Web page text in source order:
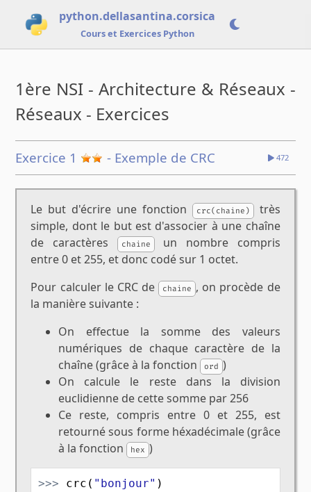
python.dellasantina.corsica
Cours et Exercices Python
1ère NSI - Architecture & Réseaux -
Réseaux - Exercices
Exercice 1 - Exemple de CRC 472
Le but d'écrire une fonction crc(chaine) très
simple, dont le but est d'associer à une chaîne
de caractères
chaine un nombre compris
entre 0 et 255, et donc codé sur 1 octet.
Pour calculer le CRC de chaine , on procède de
la manière suivante :
On effectue la somme des valeurs
numériques de chaque caractère de la
chaîne (grâce à la fonction ord )
On calcule le reste dans la division
euclidienne de cette somme par 256
Ce reste, compris entre 0 et 255, est
retourné sous forme héxadécimale (grâce
à la fonction hex )
>>> crc ( "bonjour" )